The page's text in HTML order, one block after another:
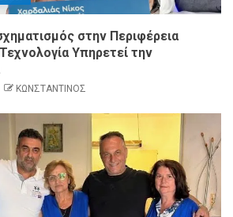
στην Περιφέρεια
Υπηρετεί την
ΚΩΝΣΤΑΝΤΙΝΟΣ